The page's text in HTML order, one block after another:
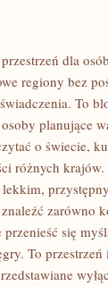
dla
regiony bez
To
planujące
o świecie,
różnych krajów.
zarówno
się
To